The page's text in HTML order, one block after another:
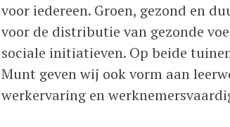
voor iedereen. Groen, gezond en
voor de distributie van gezonde
sociale initiatieven. Op beide
Munt geven wij ook vorm aan
werkervaring en